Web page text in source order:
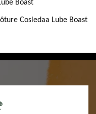
Boast
Cosledaa Lube Boast